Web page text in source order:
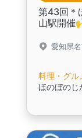
第43回＊
山駅開催
愛知県
料理・グル
ほのぼのじ